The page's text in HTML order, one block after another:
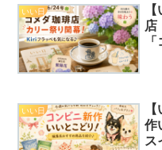
いい日
店
いい日
作
ス